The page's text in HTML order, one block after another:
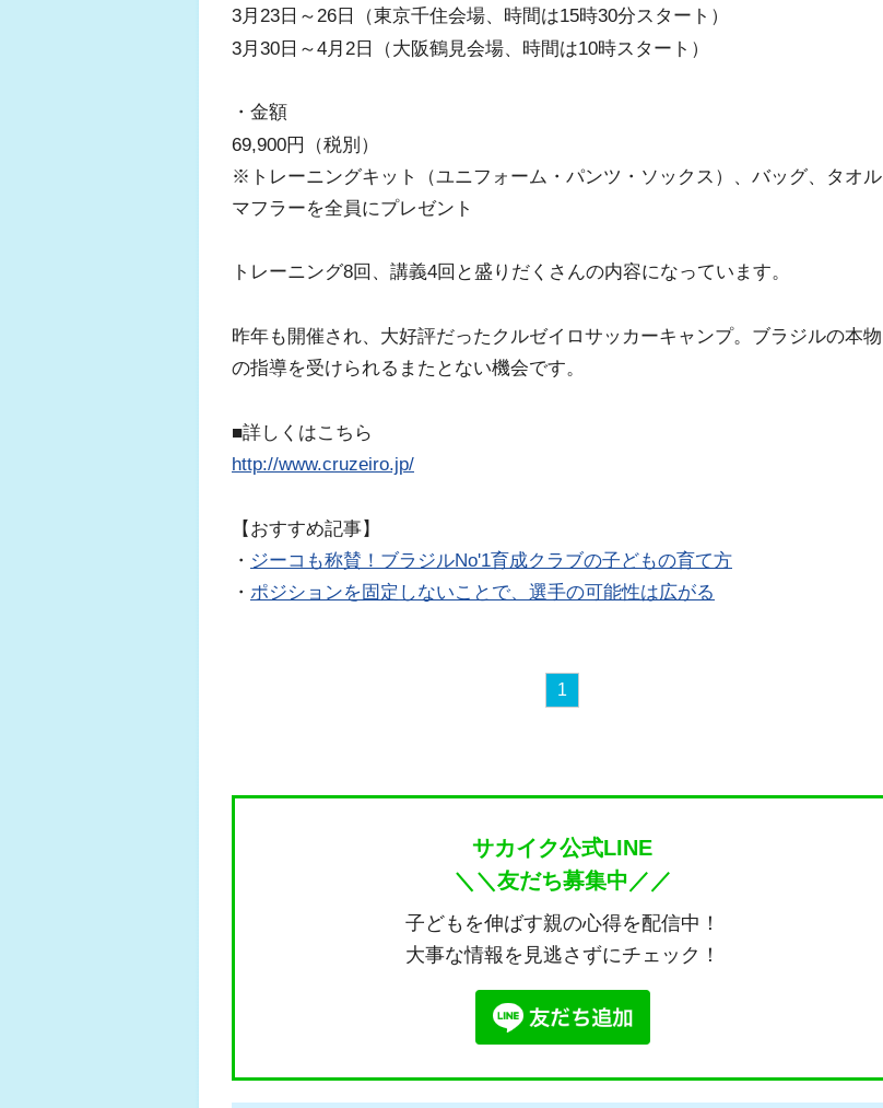
3月23日～26日（東京千住会場、時間は15時30分スタート）
3月30日～4月2日（大阪鶴見会場、時間は10時スタート）
・金額
69,900円（税別）
※トレーニングキット（ユニフォーム・パンツ・ソックス）、バッグ、タオル
マフラーを全員にプレゼント
トレーニング8回、講義4回と盛りだくさんの内容になっています。
昨年も開催され、大好評だったクルゼイロサッカーキャンプ。ブラジルの本物
の指導を受けられるまたとない機会です。
■詳しくはこちら
http://www.cruzeiro.jp/
【おすすめ記事】
・ ジーコも称賛！ブラジルNo'1育成クラブの子どもの育て方
・ ポジションを固定しないことで、選手の可能性は広がる
1
サカイク公式LINE
＼＼友だち募集中／／
子どもを伸ばす親の心得を配信中！
大事な情報を見逃さずにチェック！